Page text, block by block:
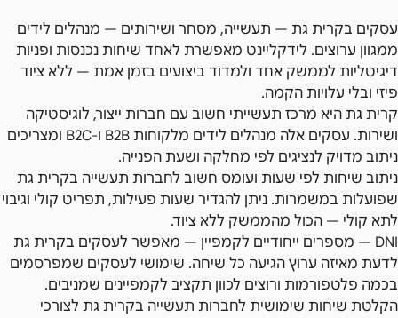
עסקים בקרית גת — תעשייה, מסחר ושירותים — מנהלים לידים
ממגוון ערוצים. לידקליינט מאפשרת לאחד שיחות נכנסות ופניות
דיגיטליות לממשק אחד ולמדוד ביצועים בזמן אמת — ללא ציוד
פיזי ובלי עלויות הקמה.
קרית גת היא מרכז תעשייתי חשוב עם חברות ייצור, לוגיסטיקה
ושירות. עסקים אלה מנהלים לידים מלקוחות B2B ו-B2C ומצריכים
ניתוב מדויק לנציגים לפי מחלקה ושעת הפנייה.
ניתוב שיחות לפי שעות ועומס חשוב לחברות תעשייה בקרית גת
שפועלות במשמרות. ניתן להגדיר שעות פעילות, תפריט קולי וגיבוי
לתא קולי — הכול מהממשק ללא ציוד.
DNI — מספרים ייחודיים לקמפיין — מאפשר לעסקים בקרית גת
לדעת מאיזה ערוץ הגיעה כל שיחה. שימושי לעסקים שמפרסמים
בכמה פלטפורמות ורוצים לכוון תקציב לקמפיינים שמניבים.
הקלטת שיחות שימושית לחברות תעשייה בקרית גת לצורכי